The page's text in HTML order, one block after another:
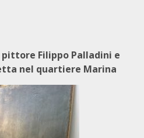
Filippo Palladini e
nel quartiere Marina